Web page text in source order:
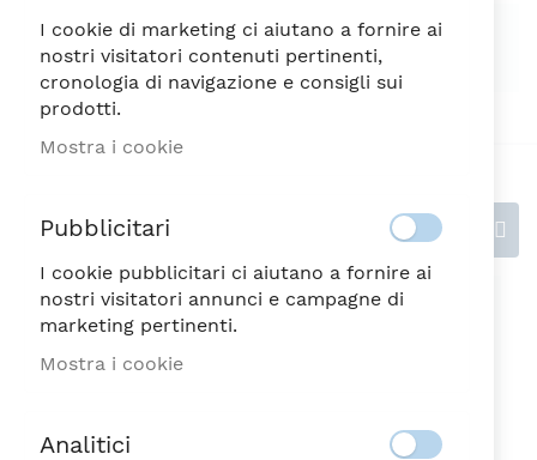
SPEDIZIONE SEMPRE GRATUITA
Possibilità di reso entro 7 giorni
Recensioni
Scrivi la tua recensione
Valutazione
1
2
3
4
5
I cookie di marketing ci aiutano a fornire ai
nostri visitatori contenuti pertinenti,
cronologia di navigazione e consigli sui
prodotti.
Mostra i cookie
Pubblicitari
I cookie pubblicitari ci aiutano a fornire ai
nostri visitatori annunci e campagne di
marketing pertinenti.
Mostra i cookie
Analitici